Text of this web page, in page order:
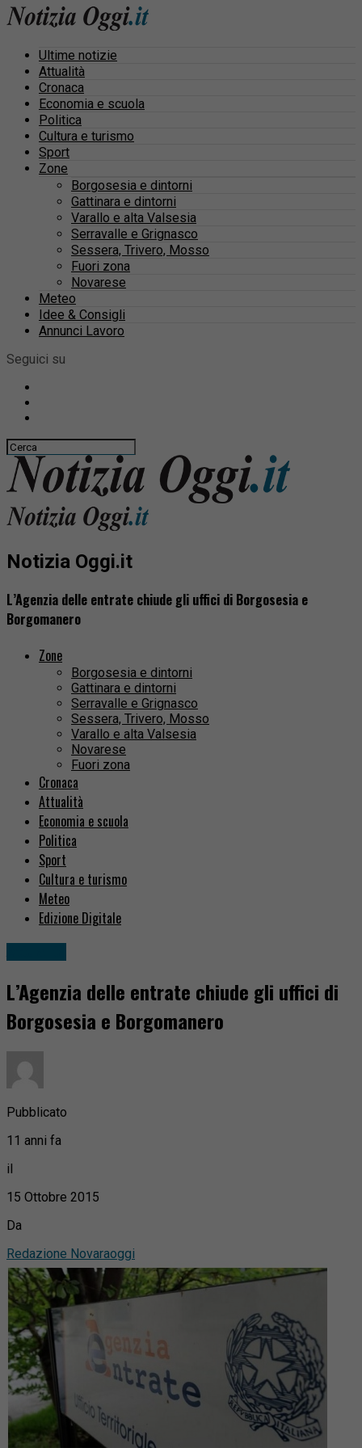
Ultime notizie
Attualità
Cronaca
Economia e scuola
Politica
Cultura e turismo
Sport
Zone
Borgosesia e dintorni
Gattinara e dintorni
Varallo e alta Valsesia
Serravalle e Grignasco
Sessera, Trivero, Mosso
Fuori zona
Novarese
Meteo
Idee & Consigli
Annunci Lavoro
Seguici su
Notizia Oggi.it
L’Agenzia delle entrate chiude gli uffici di Borgosesia e
Borgomanero
Zone
Borgosesia e dintorni
Gattinara e dintorni
Serravalle e Grignasco
Sessera, Trivero, Mosso
Varallo e alta Valsesia
Novarese
Fuori zona
Cronaca
Attualità
Economia e scuola
Politica
Sport
Cultura e turismo
Meteo
Edizione Digitale
L’Agenzia delle entrate chiude gli uffici di
Borgosesia e Borgomanero
Pubblicato
11 anni fa
il
15 Ottobre 2015
Da
Redazione Novaraoggi